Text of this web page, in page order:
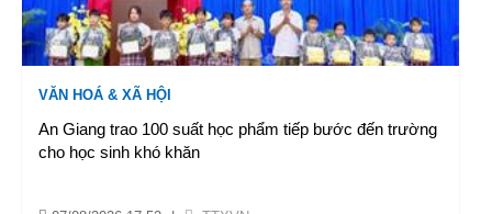
VĂN HOÁ & XÃ HỘI
An Giang trao 100 suất học phẩm tiếp bước đến trường
cho học sinh khó khăn